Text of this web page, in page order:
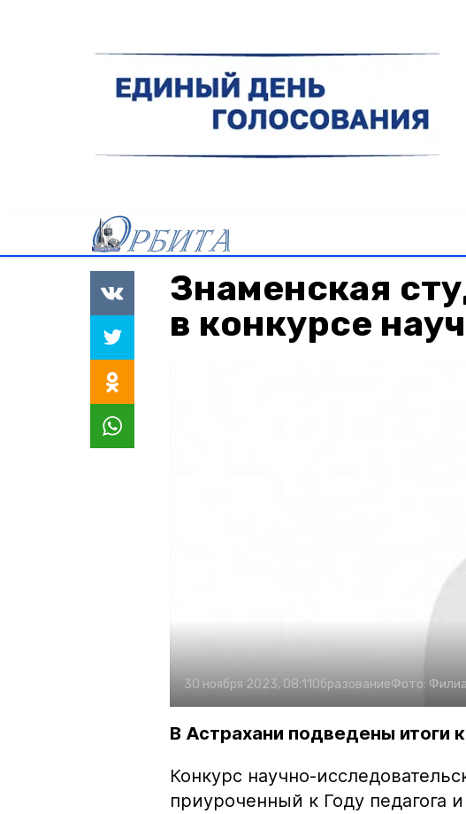
Знаменская
в конкурсе
30 ноября 2023, 08:11ОбразованиеФото:
В Астрахани подведены итоги
Конкурс научно-
приуроченный к Году педагога